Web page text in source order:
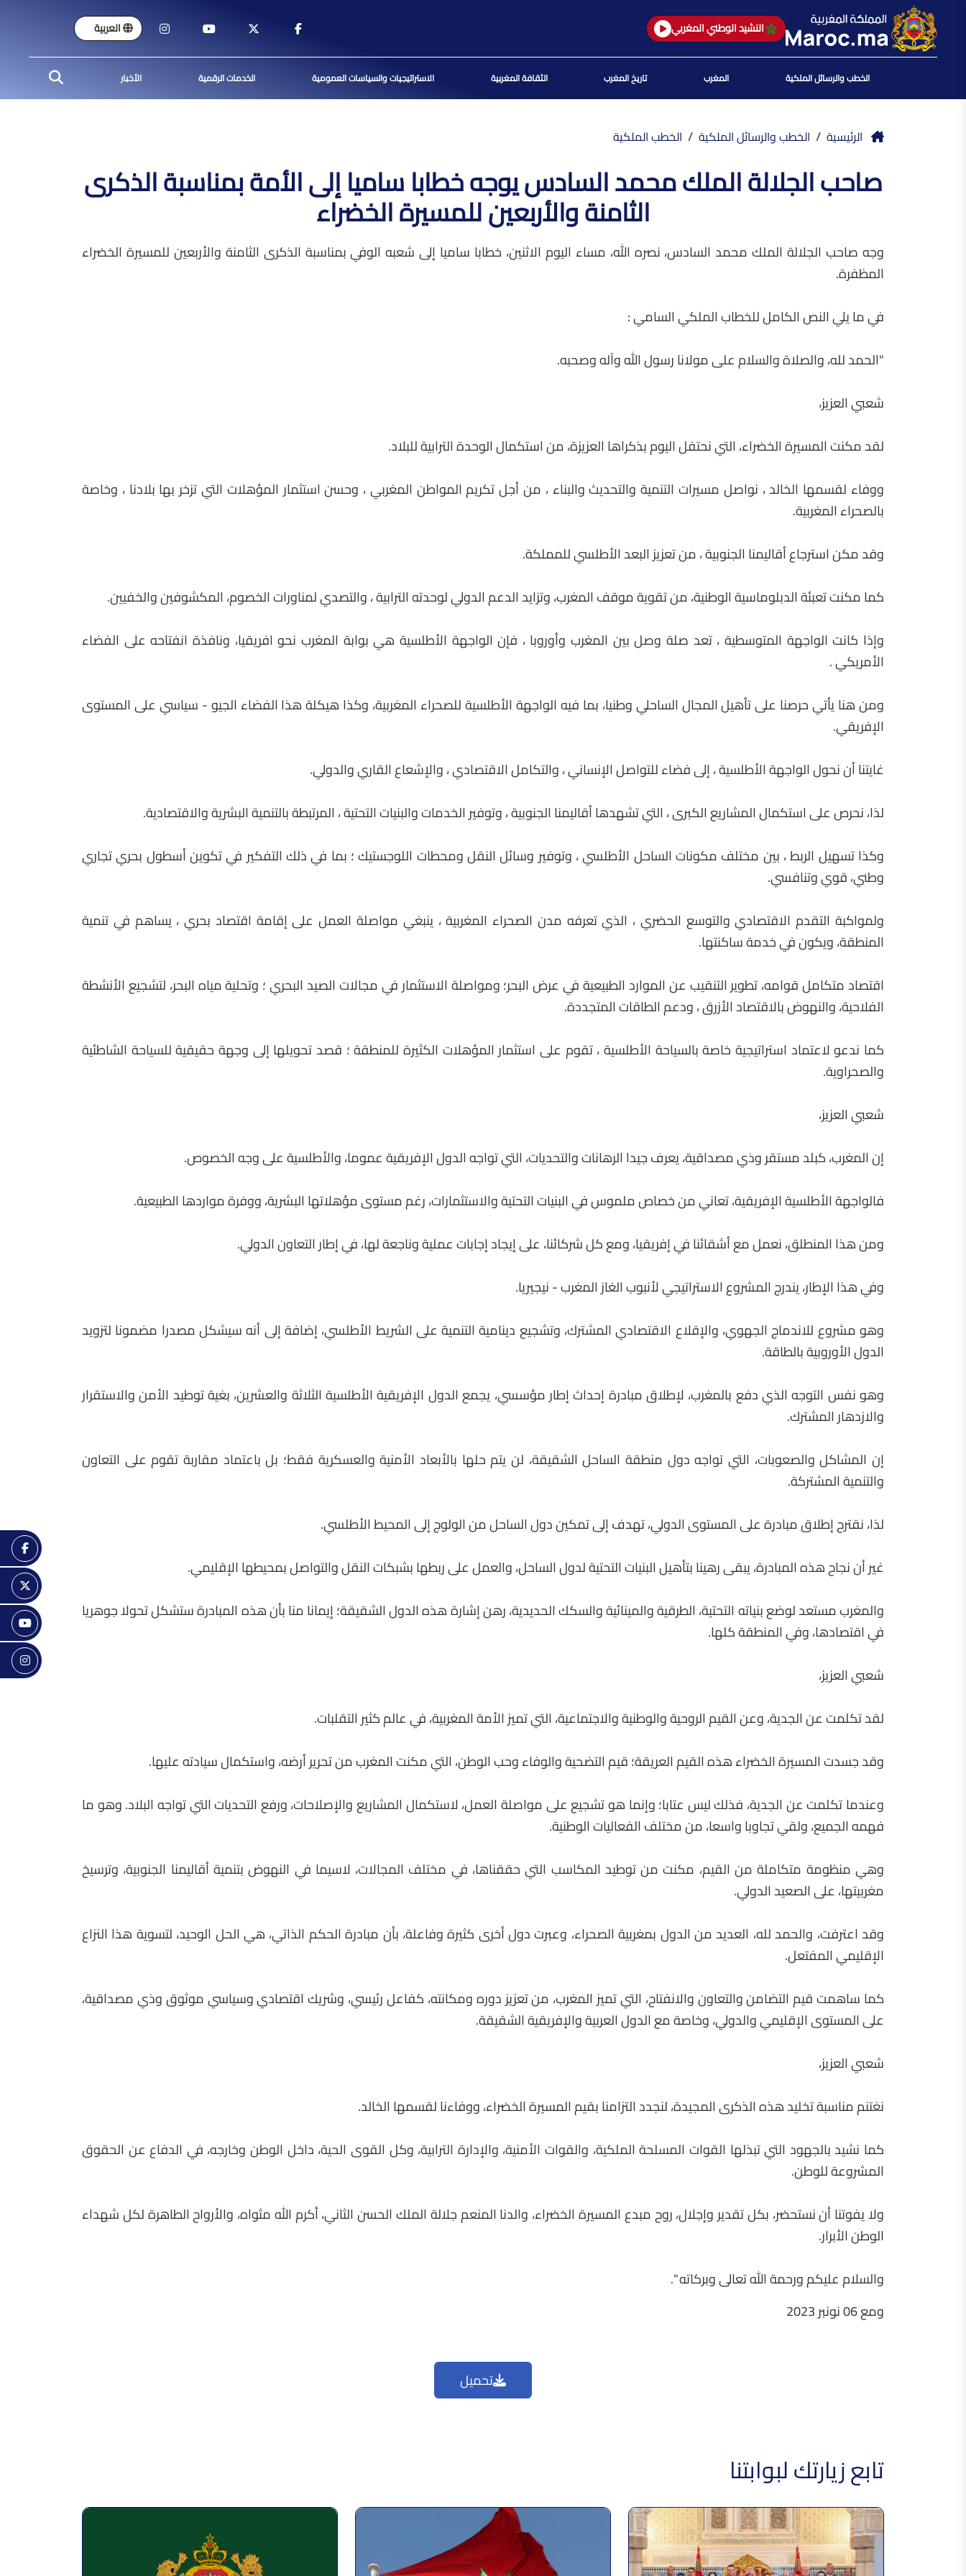
النشيد الوطني المغربي العربية
الخطب والرسائل الملكية المغرب تاريخ المغرب الثقافة المغربية الاستراتيجيات والسياسات العمومية الخدمات الرقمية الأخبار
الرئيسية الخطب والرسائل الملكية الخطب الملكية
صاحب الجلالة الملك محمد السادس يوجه خطابا ساميا إلى الأمة بمناسبة الذكرى
الثامنة والأربعين للمسيرة الخضراء
وجه صاحب الجلالة الملك محمد السادس، نصره الله، مساء اليوم الاثنين، خطابا ساميا إلى شعبه الوفي بمناسبة الذكرى الثامنة والأربعين للمسيرة الخضراء
المظفرة.
في ما يلي النص الكامل للخطاب الملكي السامي :
"الحمد لله، والصلاة والسلام علی مولانا رسول الله وآله وصحبه.
شعبي العزيز،
لقد مكنت المسيرة الخضراء، التي نحتفل اليوم بذكراها العزيزة، من استكمال الوحدة الترابية للبلاد.
ووفاء لقسمها الخالد ، نواصل مسيرات التنمية والتحديث والبناء ، من أجل تكريم المواطن المغربي ، وحسن استثمار المؤهلات التي تزخر بها بلادنا ، وخاصة
بالصحراء المغربية.
وقد مكن استرجاع أقاليمنا الجنوبية ، من تعزيز البعد الأطلسي للمملكة.
كما مكنت تعبئة الدبلوماسية الوطنية، من تقوية موقف المغرب، وتزايد الدعم الدولي لوحدته الترابية ، والتصدي لمناورات الخصوم، المكشوفين والخفيين.
وإذا كانت الواجهة المتوسطية ، تعد صلة وصل بين المغرب وأوروبا ، فإن الواجهة الأطلسية هي بوابة المغرب نحو افريقيا، ونافذة انفتاحه على الفضاء
الأمريكي .
ومن هنا يأتي حرصنا على تأهيل المجال الساحلي وطنيا، بما فيه الواجهة الأطلسية للصحراء المغربية، وكذا هيكلة هذا الفضاء الجيو - سياسي على المستوى
الإفريقي.
غايتنا أن نحول الواجهة الأطلسية ، إلى فضاء للتواصل الإنساني ، والتكامل الاقتصادي ، والإشعاع القاري والدولي.
لذا، نحرص على استكمال المشاريع الكبرى ، التي تشهدها أقاليمنا الجنوبية ، وتوفير الخدمات والبنيات التحتية ، المرتبطة بالتنمية البشرية والاقتصادية.
وكذا تسهيل الربط ، بين مختلف مكونات الساحل الأطلسي ، وتوفير وسائل النقل ومحطات اللوجستيك ؛ بما في ذلك التفكير في تكوين أسطول بحري تجاري
وطني، قوي وتنافسي.
ولمواكبة التقدم الاقتصادي والتوسع الحضري ، الذي تعرفه مدن الصحراء المغربية ، ينبغي مواصلة العمل على إقامة اقتصاد بحري ، يساهم في تنمية
المنطقة، ويكون في خدمة ساكنتها.
اقتصاد متكامل قوامه، تطوير التنقيب عن الموارد الطبيعية في عرض البحر؛ ومواصلة الاستثمار في مجالات الصيد البحري ؛ وتحلية مياه البحر، لتشجيع الأنشطة
الفلاحية، والنهوض بالاقتصاد الأزرق ، ودعم الطاقات المتجددة.
كما ندعو لاعتماد استراتيجية خاصة بالسياحة الأطلسية ، تقوم على استثمار المؤهلات الكثيرة للمنطقة ؛ قصد تحويلها إلى وجهة حقيقية للسياحة الشاطئية
والصحراوية.
شعبي العزيز،
إن المغرب، کبلد مستقر وذي مصداقية، يعرف جيدا الرهانات والتحديات، التي تواجه الدول الإفريقية عموما، والأطلسية على وجه الخصوص.
فالواجهة الأطلسية الإفريقية، تعاني من خصاص ملموس في البنيات التحتية والاستثمارات، رغم مستوى مؤهلاتها البشرية، ووفرة مواردها الطبيعية.
ومن هذا المنطلق، نعمل مع أشقائنا في إفريقيا، ومع كل شركائنا، على إيجاد إجابات عملية وناجعة لها، في إطار التعاون الدولي.
وفي هذا الإطار، یندرج المشروع الاستراتيجي لأنبوب الغاز المغرب - نيجيريا.
وهو مشروع للاندماج الجهوي، والإقلاع الاقتصادي المشترك، وتشجيع دينامية التنمية على الشريط الأطلسي، إضافة إلى أنه سيشكل مصدرا مضمونا لتزويد
الدول الأوروبية بالطاقة.
وهو نفس التوجه الذي دفع بالمغرب، لإطلاق مبادرة إحداث إطار مؤسسي، يجمع الدول الإفريقية الأطلسية الثلاثة والعشرين، بغية توطيد الأمن والاستقرار
والازدهار المشترك.
إن المشاكل والصعوبات، التي تواجه دول منطقة الساحل الشقيقة، لن يتم حلها بالأبعاد الأمنية والعسكرية فقط؛ بل باعتماد مقاربة تقوم على التعاون
والتنمية المشتركة.
لذا، نقترح إطلاق مبادرة على المستوى الدولي، تهدف إلى تمكين دول الساحل من الولوج إلى المحيط الأطلسي.
غير أن نجاح هذه المبادرة، يبقى رهينا بتأهيل البنيات التحتية لدول الساحل، والعمل على ربطها بشبكات النقل والتواصل بمحيطها الإقليمي.
والمغرب مستعد لوضع بنياته التحتية، الطرقية والمينائية والسكك الحديدية، رهن إشارة هذه الدول الشقيقة؛ إيمانا منا بأن هذه المبادرة ستشكل تحولا جوهريا
في اقتصادها، وفي المنطقة كلها.
شعبي العزيز،
لقد تكلمت عن الجدية، وعن القيم الروحية والوطنية والاجتماعية، التي تميز الأمة المغربية، في عالم كثير التقلبات.
وقد جسدت المسيرة الخضراء هذه القيم العريقة؛ قيم التضحية والوفاء وحب الوطن، التي مكنت المغرب من تحرير أرضه، واستكمال سيادته عليها.
وعندما تكلمت عن الجدية، فذلك ليس عتابا؛ وإنما هو تشجيع على مواصلة العمل، لاستكمال المشاريع والإصلاحات، ورفع التحديات التي تواجه البلاد. وهو ما
فهمه الجميع، ولقي تجاوبا واسعا، من مختلف الفعاليات الوطنية.
وهي منظومة متكاملة من القيم، مكنت من توطيد المكاسب التي حققناها، في مختلف المجالات، لاسيما في النهوض بتنمية أقاليمنا الجنوبية، وترسيخ
مغربيتها، على الصعيد الدولي.
وقد اعترفت، والحمد لله، العديد من الدول بمغربية الصحراء، وعبرت دول أخرى كثيرة وفاعلة، بأن مبادرة الحكم الذاتي، هي الحل الوحيد، لتسوية هذا النزاع
الإقليمي المفتعل.
كما ساهمت قيم التضامن والتعاون والانفتاح، التي تميز المغرب، من تعزيز دوره ومكانته، كفاعل رئيسي، وشريك اقتصادي وسياسي موثوق وذي مصداقية،
على المستوى الإقليمي والدولي، وخاصة مع الدول العربية والإفريقية الشقيقة.
شعبي العزيز،
نغتنم مناسبة تخليد هذه الذكرى المجيدة، لنجدد التزامنا بقيم المسيرة الخضراء، ووفاءنا لقسمها الخالد.
كما نشيد بالجهود التي تبذلها القوات المسلحة الملكية، والقوات الأمنية، والإدارة الترابية، وكل القوى الحية، داخل الوطن وخارجه، في الدفاع عن الحقوق
المشروعة للوطن.
ولا يفوتنا أن نستحضر، بكل تقدير وإجلال، روح مبدع المسيرة الخضراء، والدنا المنعم جلالة الملك الحسن الثاني، أكرم الله مثواه، والأرواح الطاهرة لكل شهداء
الوطن الأبرار.
والسلام عليكم ورحمة الله تعالى وبركاته ".
ومع 06 نونبر 2023
تحميل
تابع زيارتك لبوابتنا